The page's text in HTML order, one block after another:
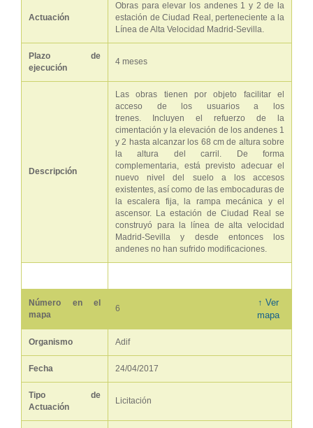
Actuación
Obras para elevar los andenes 1 y 2 de la
estación de Ciudad Real, perteneciente a la
Línea de Alta Velocidad Madrid-Sevilla.
Plazo de
ejecución
4 meses
Descripción
Las obras tienen por objeto facilitar el
acceso de los usuarios a los
trenes. Incluyen el refuerzo de la
cimentación y la elevación de los andenes 1
y 2 hasta alcanzar los 68 cm de altura sobre
la altura del carril. De forma
complementaria, está previsto adecuar el
nuevo nivel del suelo a los accesos
existentes, así como de las embocaduras de
la escalera fija, la rampa mecánica y el
ascensor. La estación de Ciudad Real se
construyó para la línea de alta velocidad
Madrid-Sevilla y desde entonces los
andenes no han sufrido modificaciones.
Número en el
mapa
6
↑ Ver
mapa
Organismo Adif
Fecha 24/04/2017
Tipo de
Actuación
Licitación